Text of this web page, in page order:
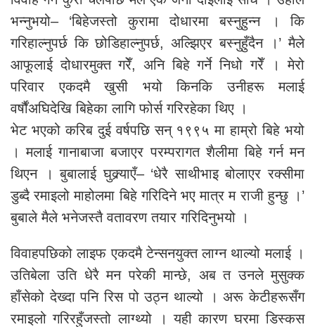
भन्नुभयो– ‘बिहेजस्तो कुरामा दोधारमा बस्नुहुन्न । कि
गरिहाल्नुपर्छ कि छोडिहाल्नुपर्छ, अल्झिएर बस्नुहुँदैन ।’ मैले
आफूलाई दोधारमुक्त गरेँ, अनि बिहे गर्ने निधो गरेँ । मेरो
परिवार एकदमै खुसी भयो किनकि उनीहरू मलाई
वर्षौंअघिदेखि बिहेका लागि फोर्स गरिरहेका थिए ।
भेट भएको करिब दुई वर्षपछि सन् १९९५ मा हाम्रो बिहे भयो
। मलाई गानाबाजा बजाएर परम्परागत शैलीमा बिहे गर्न मन
थिएन । बुबालाई घुक्र्याएँ– ‘धेरै साथीभाइ बोलाएर रक्सीमा
डुब्दै रमाइलो माहोलमा बिहे गरिदिने भए मात्र म राजी हुन्छु ।’
बुबाले मैले भनेजस्तै वतावरण तयार गरिदिनुभयो ।
विवाहपछिको लाइफ एकदमै टेन्सनयुक्त लाग्न थाल्यो मलाई ।
उतिबेला उति धेरै मन परेकी मान्छे, अब त उनले मुसुक्क
हाँसेको देख्दा पनि रिस पो उठ्न थाल्यो । अरू केटीहरूसँग
रमाइलो गरिरहुँजस्तो लाग्थ्यो । यही कारण घरमा डिस्कस